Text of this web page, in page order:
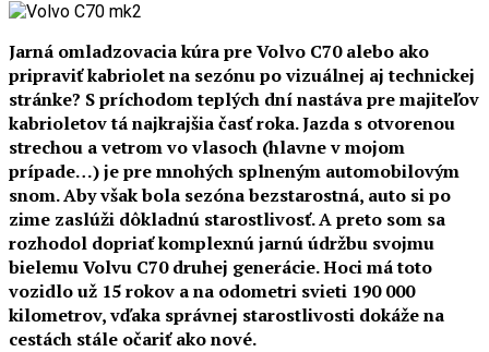
Jarná omladzovacia kúra pre Volvo C70 alebo ako
pripraviť kabriolet na sezónu po vizuálnej aj technickej
stránke? S príchodom teplých dní nastáva pre majiteľov
kabrioletov tá najkrajšia časť roka. Jazda s otvorenou
strechou a vetrom vo vlasoch (hlavne v mojom
prípade…) je pre mnohých splneným automobilovým
snom. Aby však bola sezóna bezstarostná, auto si po
zime zaslúži dôkladnú starostlivosť. A preto som sa
rozhodol dopriať komplexnú jarnú údržbu svojmu
bielemu Volvu C70 druhej generácie. Hoci má toto
vozidlo už 15 rokov a na odometri svieti 190 000
kilometrov, vďaka správnej starostlivosti dokáže na
cestách stále očariť ako nové.